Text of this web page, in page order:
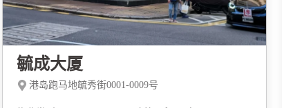
毓成大厦
港岛跑马地毓秀街0001-0009号